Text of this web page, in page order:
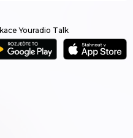
Youradio Talk